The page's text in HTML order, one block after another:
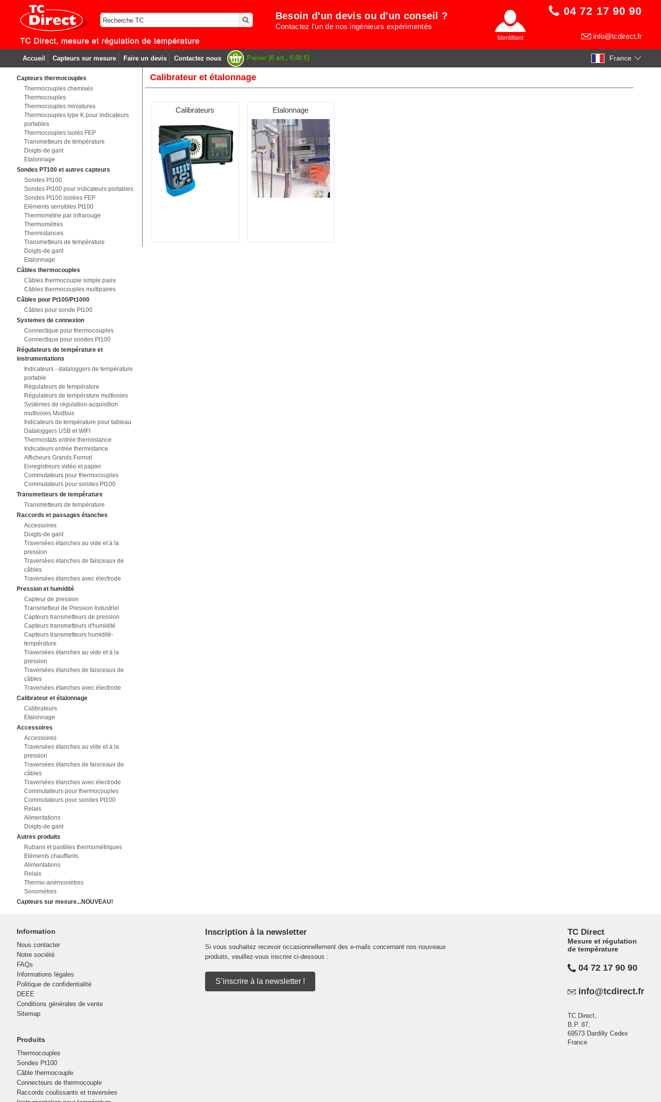
France
04 72 17 90 90
info@tcdirect.fr
Identifiant
Besoin d'un devis ou d'un conseil ?
Contactez l'un de nos ingénieurs expérimentés
Accueil Capteurs sur mesure Faire un devis Contactez nous Panier (0 art., 0,00 €)
Capteurs thermocouples
Thermocouples chemisés
Thermocouples
Thermocouples miniatures
Thermocouples type K pour indicateurs
portables
Thermocouples isolés FEP
Transmetteurs de température
Doigts-de gant
Etalonnage
Sondes PT100 et autres capteurs
Sondes Pt100
Sondes Pt100 pour indicateurs portables
Sondes Pt100 isolées FEP
Eléments sensibles Pt100
Thermométrie par infrarouge
Thermomètres
Thermistances
Transmetteurs de température
Doigts-de gant
Etalonnage
Câbles thermocouples
Câbles thermocouple simple paire
Câbles thermocouples multipaires
Câbles pour Pt100/Pt1000
Câbles pour sonde Pt100
Systemes de connexion
Connectique pour thermocouples
Connectique pour sondes Pt100
Régulateurs de température et
instrumentations
Indicateurs - dataloggers de température
portable
Régulateurs de température
Régulateurs de température multivoies
Systèmes de régulation-acquisition
multivoies Modbus
Indicateurs de température pour tableau
Dataloggers USB et WIFI
Thermostats entrée thermistance
Indicateurs entrée thermistance
Afficheurs Grands Format
Enregistreurs vidéo et papier
Commutateurs pour thermocouples
Commutateurs pour sondes Pt100
Transmetteurs de température
Transmetteurs de température
Raccords et passages étanches
Accessoires
Doigts-de gant
Traversées étanches au vide et à la
pression
Traversées étanches de faisceaux de
câbles
Traversées étanches avec électrode
Pression et humidité
Capteur de pression
Transmetteur de Pression Industriel
Capteurs transmetteurs de pression
Capteurs transmetteurs d'humidité
Capteurs transmetteurs humidité-
température
Traversées étanches au vide et à la
pression
Traversées étanches de faisceaux de
câbles
Traversées étanches avec électrode
Calibrateur et étalonnage
Calibrateurs
Etalonnage
Accessoires
Accessoires
Traversées étanches au vide et à la
pression
Traversées étanches de faisceaux de
câbles
Traversées étanches avec électrode
Commutateurs pour thermocouples
Commutateurs pour sondes Pt100
Relais
Alimentations
Doigts-de gant
Autres produits
Rubans et pastilles thermométriques
Eléments chauffants
Alimentations
Relais
Thermo-anémomètres
Sonomètres
Capteurs sur mesure...NOUVEAU!
Calibrateur et étalonnage
Calibrateurs Etalonnage
Information
Nous contacter
Notre société
FAQs
Informations légales
Politique de confidentialité
DEEE
Conditions générales de vente
Sitemap
Produits
Thermocouples
Sondes Pt100
Câble thermocouple
Connecteurs de thermocouple
Raccords coulissants et traversées
Inscription à la newsletter
Si vous souhaitez recevoir occasionnellement des e-mails concernant nos nouveaux
produits, veuillez-vous inscrire ci-dessous :
S’inscrire à la newsletter !
TC Direct
Mesure et régulation
de température
04 72 17 90 90
info@tcdirect.fr
TC Direct,
B.P. 87,
69573 Dardilly Cedex
France